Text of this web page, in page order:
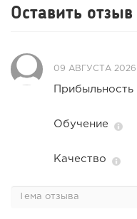
Оставить отзыв
09 АВГУСТА 2026
Прибыльность
Обучение
Качество